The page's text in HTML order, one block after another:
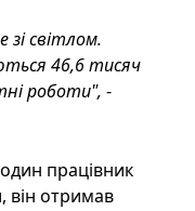
зі світлом.
46,6 тисяч
роботи", -
працівник
він отримав